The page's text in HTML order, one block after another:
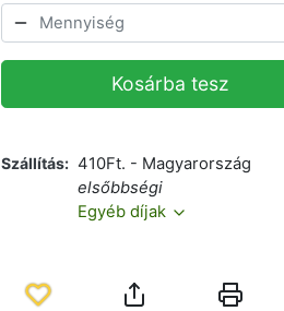
Kosárba tesz
Szállítás
410Ft. - Magyarország
elsőbbségi
Egyéb díjak